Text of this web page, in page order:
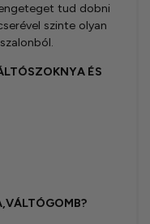
tud dobni
szinte olyan
ÉS